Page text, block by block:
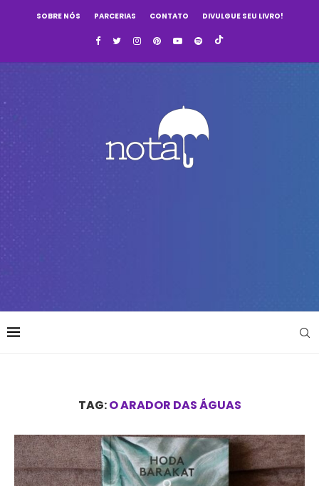
SOBRE NÓS PARCERIAS CONTATO DIVULGUE SEU LIVRO!
TAG:O ARADOR DAS ÁGUAS